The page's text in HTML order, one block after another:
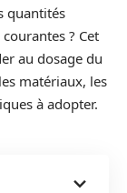
quantités
? Cet
au dosage du
matériaux, les
à adopter.